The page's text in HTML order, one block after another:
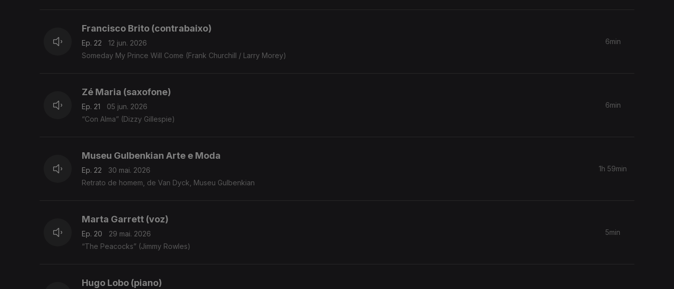
Francisco Brito (contrabaixo)
Ep. 22
12 jun. 2026
Someday My Prince Will Come (Frank Churchill / Larry Morey)
6min
Zé Maria (saxofone)
Ep. 21
05 jun. 2026
“Con Alma” (Dizzy Gillespie)
6min
Museu Gulbenkian Arte e Moda
Ep. 22
30 mai. 2026
Retrato de homem, de Van Dyck, Museu Gulbenkian
1h 59min
Marta Garrett (voz)
Ep. 20
29 mai. 2026
“The Peacocks” (Jimmy Rowles)
5min
Hugo Lobo (piano)